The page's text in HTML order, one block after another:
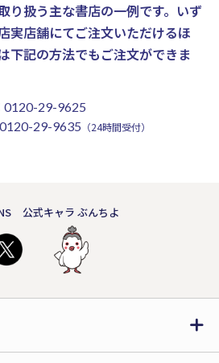
扱う主な書店の一例です。 いず
実店舗にてご注文いただけるほ
下記の方法でもご注文ができま
0120-29-9625
0120-29-9635 （24時間受付）
公式キャラ ぶんちよ